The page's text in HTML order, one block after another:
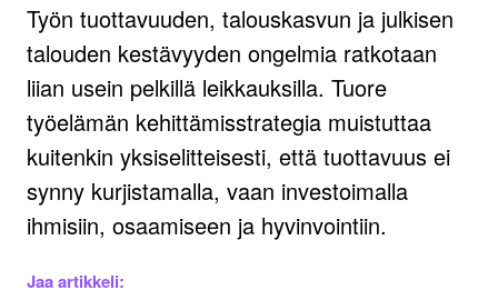
Työn tuottavuuden, talouskasvun ja julkisen
talouden kestävyyden ongelmia ratkotaan
liian usein pelkillä leikkauksilla. Tuore
työelämän kehittämisstrategia muistuttaa
kuitenkin yksiselitteisesti, että tuottavuus ei
synny kurjistamalla, vaan investoimalla
ihmisiin, osaamiseen ja hyvinvointiin.
Jaa artikkeli: